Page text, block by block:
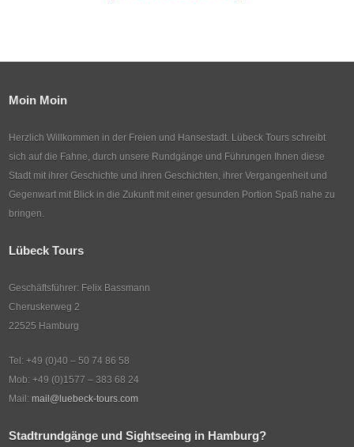
Moin Moin
Herzlich Willkommen in der Freien und Hansestadt. Lübeck Tours schreibt
sich auf die Fahne, durch unsere Rundgänge und Führungen Ihnen diese
Stadt mit ihrer Geschichte und ihren Geschichten, ihrer Vergangenheit und
Gegenwart mit Blick in die Zukunft mit einer gesunden Portion Spaß nahe zu
bringen.
Lübeck Tours
Geschäftsführer: Felix Bassmann
Cheruskerweg 2
22525 Hamburg
Tel: +49 (0)40 – 50 74 86 58
Mob: +49 (0)1577 – 383 68 24
Mail:mail@luebeck-tours.com
Stadtrundgänge und Sightseeing in Hamburg?